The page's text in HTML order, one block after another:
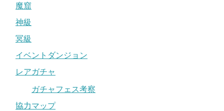
魔窟
神級
冥級
イベントダンジョン
レアガチャ
ガチャフェス考察
協力マップ